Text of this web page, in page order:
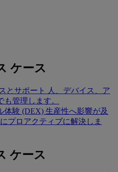
ケース
とサポート
人、デバイス、ア
管理します。
体験 (DEX) 生産性へ影響が及
プロアクティブに解決しま
ケース